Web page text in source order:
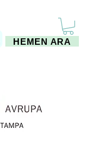
HEMEN ARA